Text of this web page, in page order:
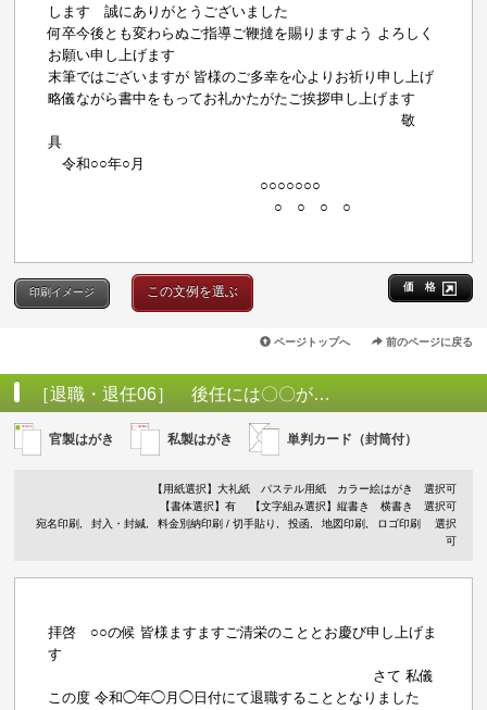
します 誠にありがとうございました
何卒今後とも変わらぬご指導ご鞭撻を賜りますよう よろしく
お願い申し上げます
末筆ではございますが 皆様のご多幸を心よりお祈り申し上げ
略儀ながら書中をもってお礼かたがたご挨拶申し上げます
敬
具
令和○○年○月
○○○○○○○
○ ○ ○ ○
価 格
印刷イメージ この文例を選ぶ
ページトップへ 前のページに戻る
［退職・退任06］ 後任には〇〇が…
官製はがき 私製はがき 単判カード（封筒付）
【用紙選択】 大礼紙 パステル用紙 カラー絵はがき
選択可
【書体選択】有
【文字組み選択】縦書き 横書き 選択可
宛名印刷
封入・封緘 料金別納印刷 / 切手貼り 投函 地図印刷 ロゴ印刷
選択
可
拝啓 ○○の候 皆様ますますご清栄のこととお慶び申し上げま
す
さて 私儀
この度 令和◯年◯月◯日付にて退職することとなりました